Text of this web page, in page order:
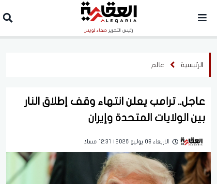
رئيس التحرير صفاء لويس
الرئيسية عالم
عاجل.. ترامب يعلن انتهاء وقف إطلاق النار
بين الولايات المتحدة وإيران
الاربعاء 08 يوليو 2026 | 12:31 مساءً